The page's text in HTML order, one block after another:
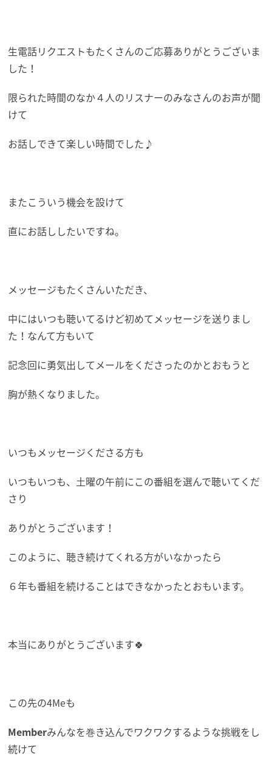
生電話リクエストもたくさんのご応募ありがとうございま
した！
限られた時間のなか４人のリスナーのみなさんのお声が聞
けて
お話しできて楽しい時間でした♪
またこういう機会を設けて
直にお話ししたいですね。
メッセージもたくさんいただき、
中にはいつも聴いてるけど初めてメッセージを送りまし
た！なんて方もいて
記念回に勇気出してメールをくださったのかとおもうと
胸が熱くなりました。
いつもメッセージくださる方も
いつもいつも、土曜の午前にこの番組を選んで聴いてくだ
さり
ありがとうございます！
このように、聴き続けてくれる方がいなかったら
６年も番組を続けることはできなかったとおもいます。
本当にありがとうございます🍀
この先の4Meも
Memberみんなを巻き込んでワクワクするような挑戦をし
続けて